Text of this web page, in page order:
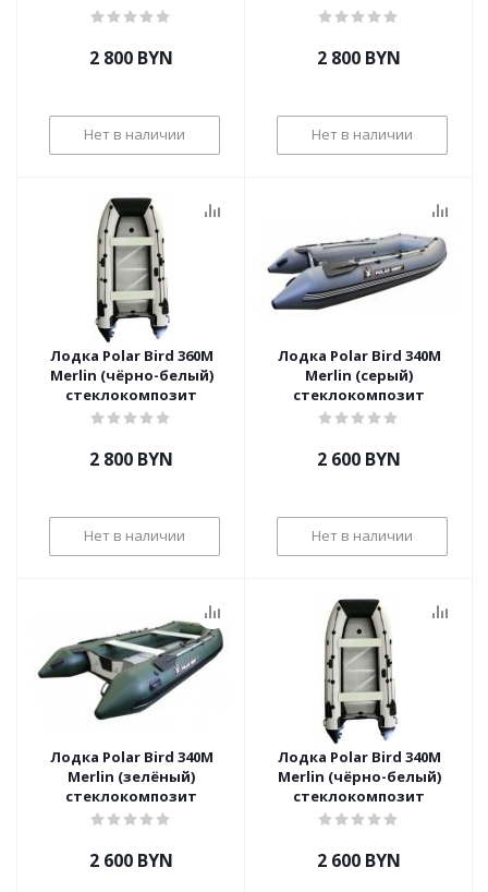
2 800 BYN
Нет в наличии
2 800 BYN
Нет в наличии
Лодка Polar Bird 360М
Merlin (чёрно-белый)
стеклокомпозит
2 800 BYN
Нет в наличии
Лодка Polar Bird 340М
Merlin (серый)
стеклокомпозит
2 600 BYN
Нет в наличии
Лодка Polar Bird 340М
Merlin (зелёный)
стеклокомпозит
2 600 BYN
Лодка Polar Bird 340М
Merlin (чёрно-белый)
стеклокомпозит
2 600 BYN